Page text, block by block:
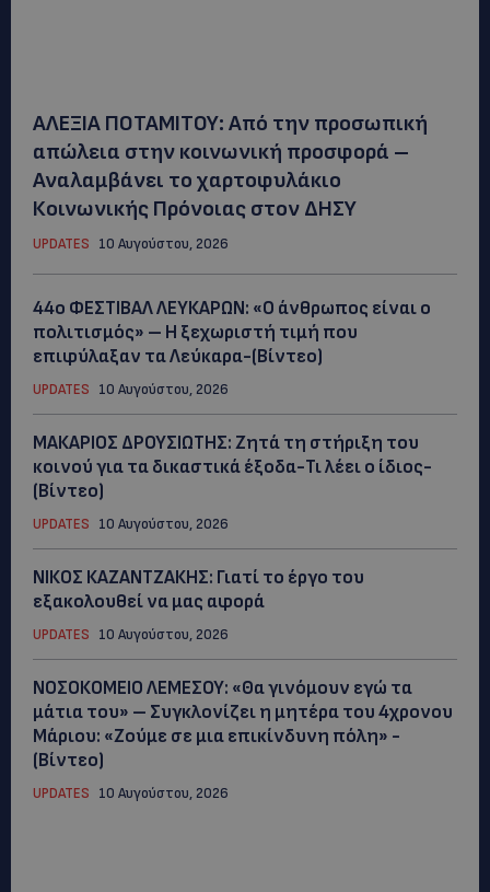
ΑΛΕΞΙΑ ΠΟΤΑΜΙΤΟΥ: Από την προσωπική
απώλεια στην κοινωνική προσφορά –
Αναλαμβάνει το χαρτοφυλάκιο
Κοινωνικής Πρόνοιας στον ΔΗΣΥ
UPDATES 10 Αυγούστου, 2026
44ο ΦΕΣΤΙΒΑΛ ΛΕΥΚΑΡΩΝ: «Ο άνθρωπος είναι ο
πολιτισμός» – Η ξεχωριστή τιμή που
επιφύλαξαν τα Λεύκαρα-(Βίντεο)
UPDATES 10 Αυγούστου, 2026
ΜΑΚΑΡΙΟΣ ΔΡΟΥΣΙΩΤΗΣ: Ζητά τη στήριξη του
κοινού για τα δικαστικά έξοδα-Τι λέει ο ίδιος-
(Βίντεο)
UPDATES 10 Αυγούστου, 2026
ΝΙΚΟΣ ΚΑΖΑΝΤΖΑΚΗΣ: Γιατί το έργο του
εξακολουθεί να μας αφορά
UPDATES 10 Αυγούστου, 2026
ΝΟΣΟΚΟΜΕΙΟ ΛΕΜΕΣΟΥ: «Θα γινόμουν εγώ τα
μάτια του» – Συγκλονίζει η μητέρα του 4χρονου
Μάριου: «Ζούμε σε μια επικίνδυνη πόλη» -
(Βίντεο)
UPDATES 10 Αυγούστου, 2026